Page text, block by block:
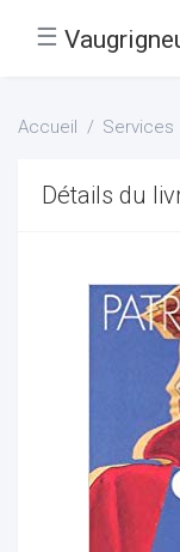
☰
Accueil Services
Détails du